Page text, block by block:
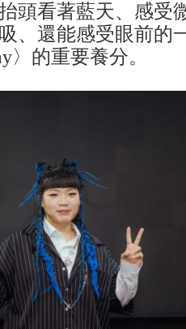
頭看著藍天、感受
、還能感受眼前的
〉的重要養分。